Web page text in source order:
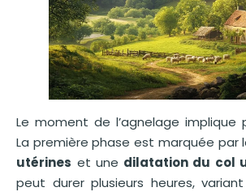
Le moment de l’agnelage implique
La première phase est marquée par
utérines et une dilatation du col
peut durer plusieurs heures,